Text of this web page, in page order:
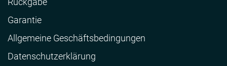
Garantie
Allgemeine Geschäftsbedingungen
Datenschutzerklärung